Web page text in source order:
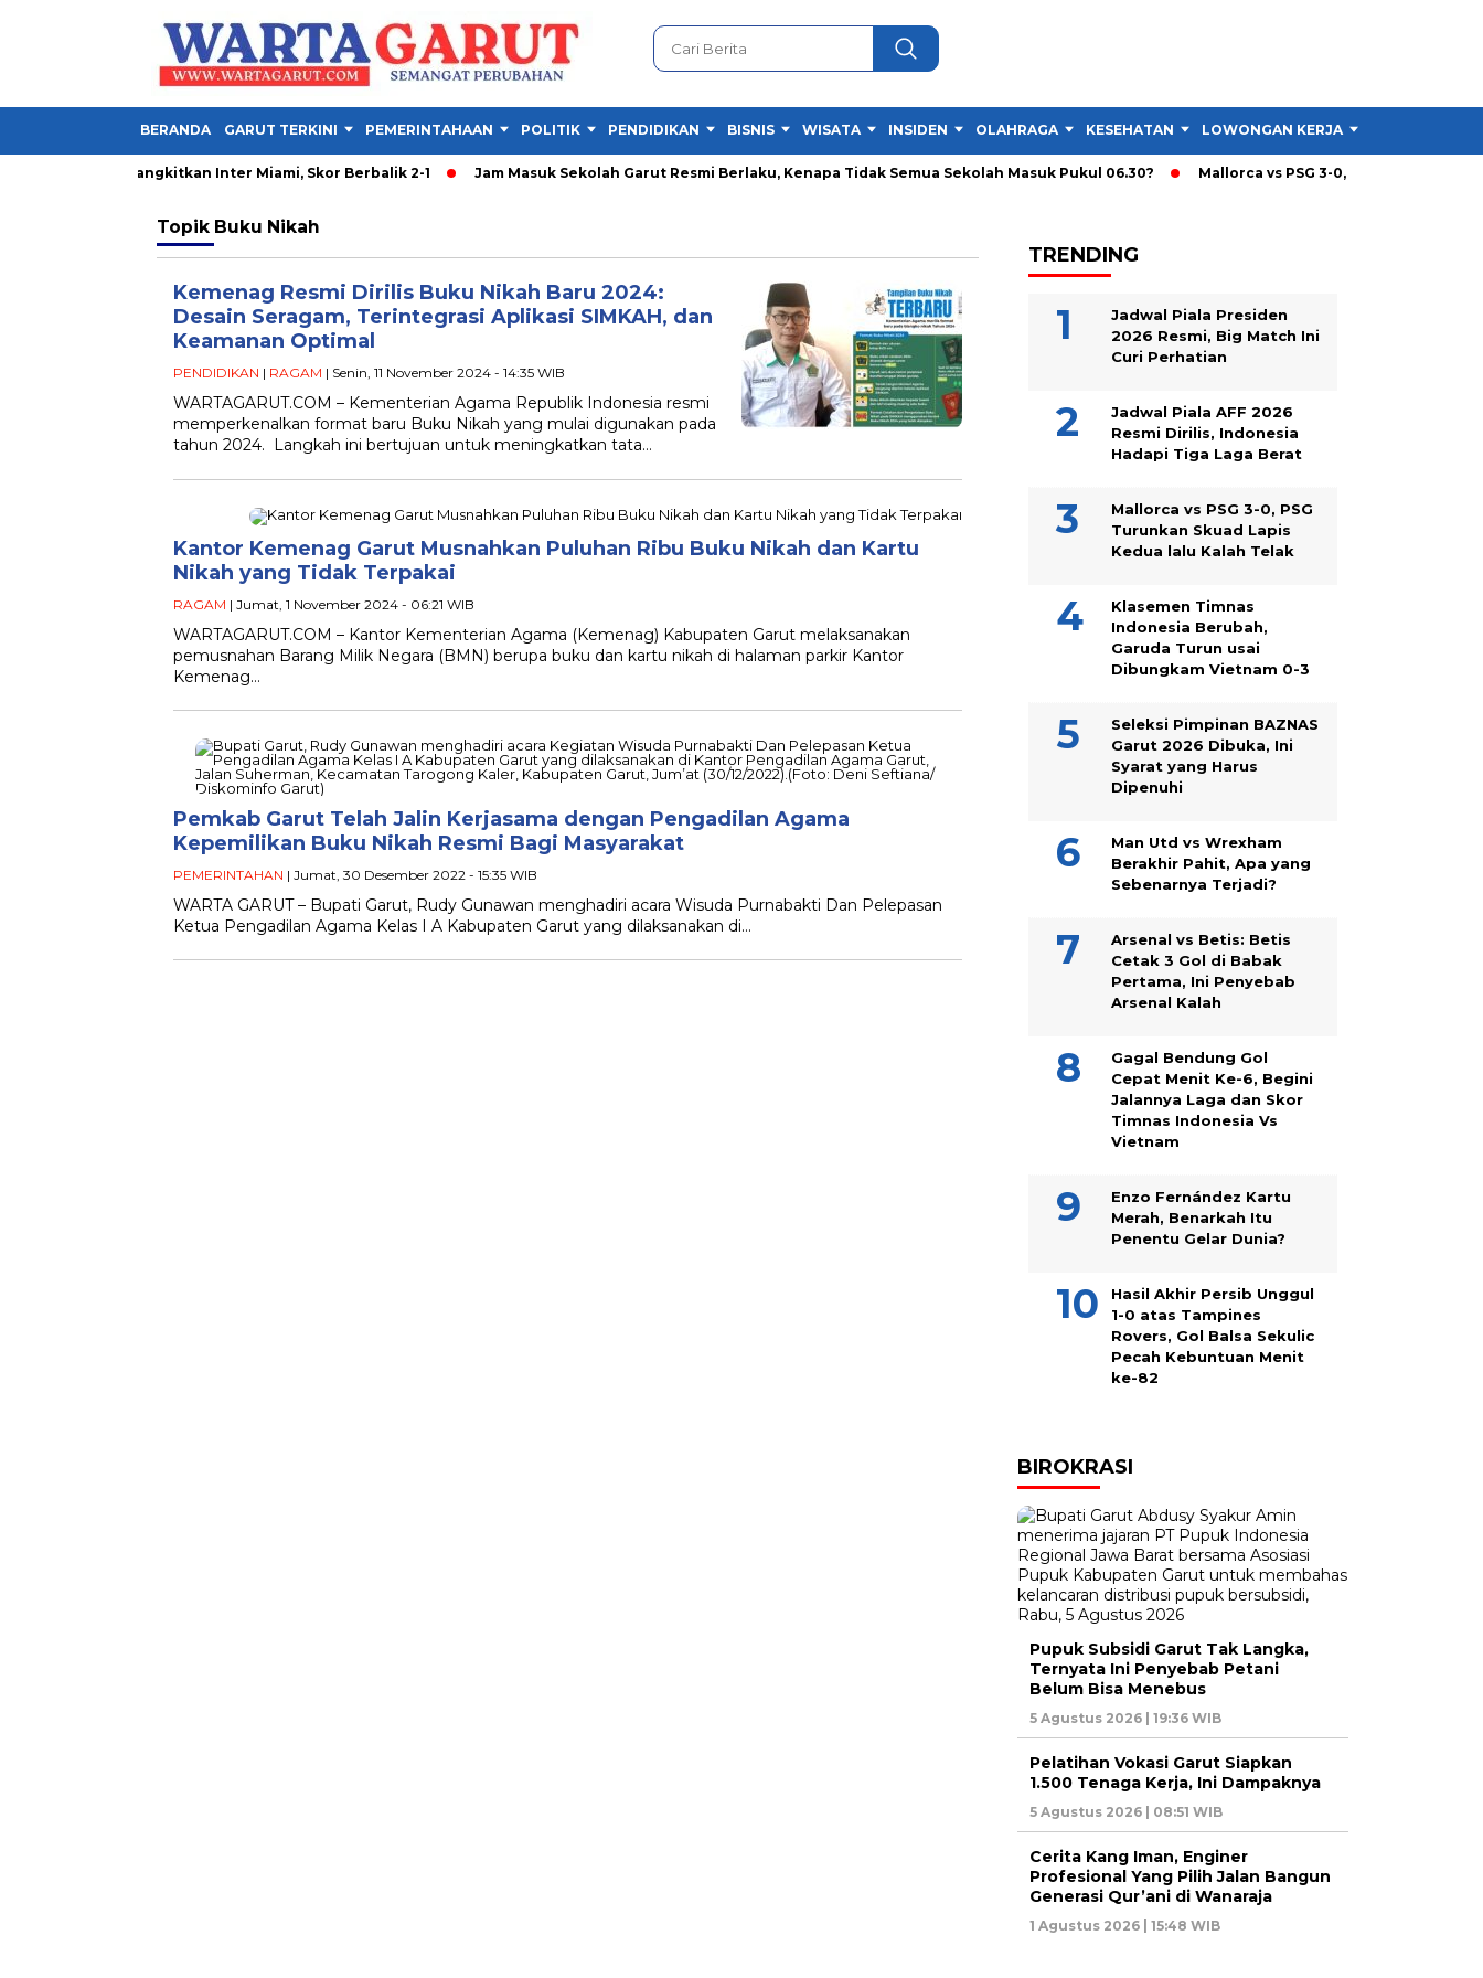
BERANDA GARUT TERKINI PEMERINTAHAAN POLITIK PENDIDIKAN BISNIS WISATA INSIDEN OLAHRAGA KESEHATAN LOWONGAN KERJA
Luis: Messi Bangkitkan Inter Miami, Skor Berbalik 2-1 Jam Masuk Sekolah Garut Resmi Berlaku, Kenapa Tidak Semua Sekolah Masuk Pukul 06.30? Mallorca vs PSG 3-0, PSG Turunkan
Topik Buku Nikah
Kemenag Resmi Dirilis Buku Nikah Baru 2024:
Desain Seragam, Terintegrasi Aplikasi SIMKAH, dan
Keamanan Optimal
PENDIDIKAN | RAGAM | Senin, 11 November 2024 - 14:35 WIB
WARTAGARUT.COM – Kementerian Agama Republik Indonesia resmi
memperkenalkan format baru Buku Nikah yang mulai digunakan pada
tahun 2024. Langkah ini bertujuan untuk meningkatkan tata…
Kantor Kemenag Garut Musnahkan Puluhan Ribu Buku Nikah dan Kartu
Nikah yang Tidak Terpakai
RAGAM | Jumat, 1 November 2024 - 06:21 WIB
WARTAGARUT.COM – Kantor Kementerian Agama (Kemenag) Kabupaten Garut melaksanakan
pemusnahan Barang Milik Negara (BMN) berupa buku dan kartu nikah di halaman parkir Kantor
Kemenag…
Pemkab Garut Telah Jalin Kerjasama dengan Pengadilan Agama
Kepemilikan Buku Nikah Resmi Bagi Masyarakat
PEMERINTAHAN | Jumat, 30 Desember 2022 - 15:35 WIB
WARTA GARUT – Bupati Garut, Rudy Gunawan menghadiri acara Wisuda Purnabakti Dan Pelepasan
Ketua Pengadilan Agama Kelas I A Kabupaten Garut yang dilaksanakan di…
TRENDING
Jadwal Piala Presiden
2026 Resmi, Big Match Ini
Curi Perhatian
Jadwal Piala AFF 2026
Resmi Dirilis, Indonesia
Hadapi Tiga Laga Berat
Mallorca vs PSG 3-0, PSG
Turunkan Skuad Lapis
Kedua lalu Kalah Telak
Klasemen Timnas
Indonesia Berubah,
Garuda Turun usai
Dibungkam Vietnam 0-3
Seleksi Pimpinan BAZNAS
Garut 2026 Dibuka, Ini
Syarat yang Harus
Dipenuhi
Man Utd vs Wrexham
Berakhir Pahit, Apa yang
Sebenarnya Terjadi?
Arsenal vs Betis: Betis
Cetak 3 Gol di Babak
Pertama, Ini Penyebab
Arsenal Kalah
Gagal Bendung Gol
Cepat Menit Ke-6, Begini
Jalannya Laga dan Skor
Timnas Indonesia Vs
Vietnam
Enzo Fernández Kartu
Merah, Benarkah Itu
Penentu Gelar Dunia?
Hasil Akhir Persib Unggul
1-0 atas Tampines
Rovers, Gol Balsa Sekulic
Pecah Kebuntuan Menit
ke-82
BIROKRASI
Pupuk Subsidi Garut Tak Langka,
Ternyata Ini Penyebab Petani
Belum Bisa Menebus
5 Agustus 2026 | 19:36 WIB
Pelatihan Vokasi Garut Siapkan
1.500 Tenaga Kerja, Ini Dampaknya
5 Agustus 2026 | 08:51 WIB
Cerita Kang Iman, Enginer
Profesional Yang Pilih Jalan Bangun
Generasi Qur’ani di Wanaraja
1 Agustus 2026 | 15:48 WIB